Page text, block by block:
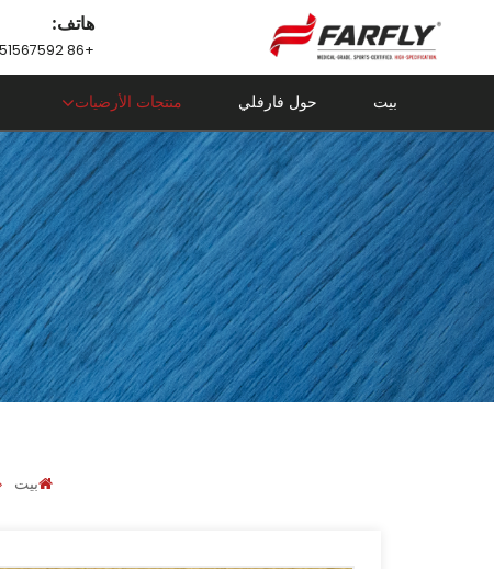
هاتف:
+86 18751567592
بيت حول فارفلي منتجات الأرضيات
بيت